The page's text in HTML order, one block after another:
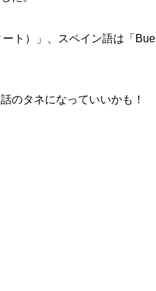
ト）」、スペイン語は「
のタネになっていいかも！